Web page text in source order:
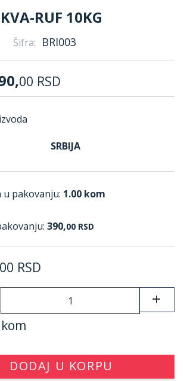
RUF 10KG
Šifra: BRI003
00 RSD
SRBIJA
u pakovanju: 1.00 kom
390,00 RSD
00 RSD
kom
DODAJ U KORPU